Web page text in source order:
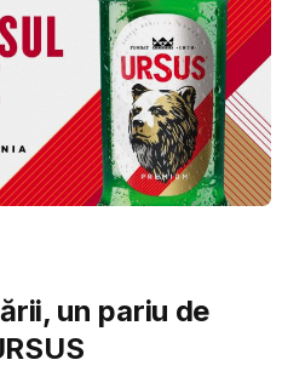
un pariu de